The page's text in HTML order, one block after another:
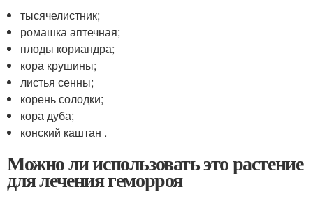
тысячелистник;
ромашка аптечная;
плоды кориандра;
кора крушины;
листья сенны;
корень солодки;
кора дуба;
конский каштан .
Можно ли использовать это растение
для лечения геморроя